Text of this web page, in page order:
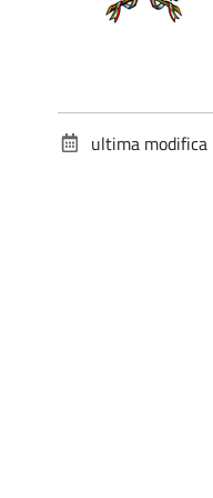
ultima modifica